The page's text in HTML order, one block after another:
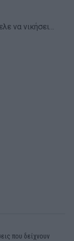
να νικήσει…
που δείχνουν